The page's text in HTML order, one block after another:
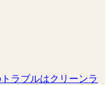
ラブルはクリーンラ